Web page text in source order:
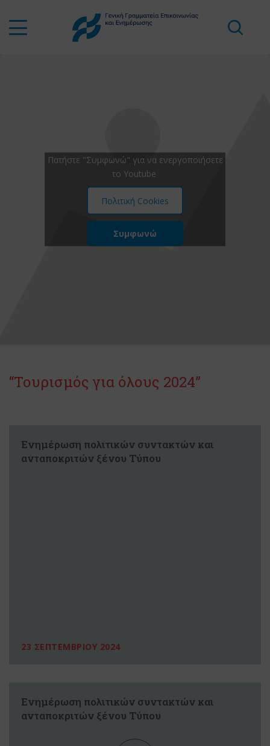
Πατήστε "Συμφωνώ" για να ενεργοποιήσετε
το Youtube
Πολιτική Cookies
Συμφωνώ
“Τουρισμός για όλους 2024”
Ενημέρωση πολιτικών συντακτών και
ανταποκριτών ξένου Τύπου
23 ΣΕΠΤΕΜΒΡΙΟΥ 2024
Ενημέρωση πολιτικών συντακτών και
ανταποκριτών ξένου Τύπου